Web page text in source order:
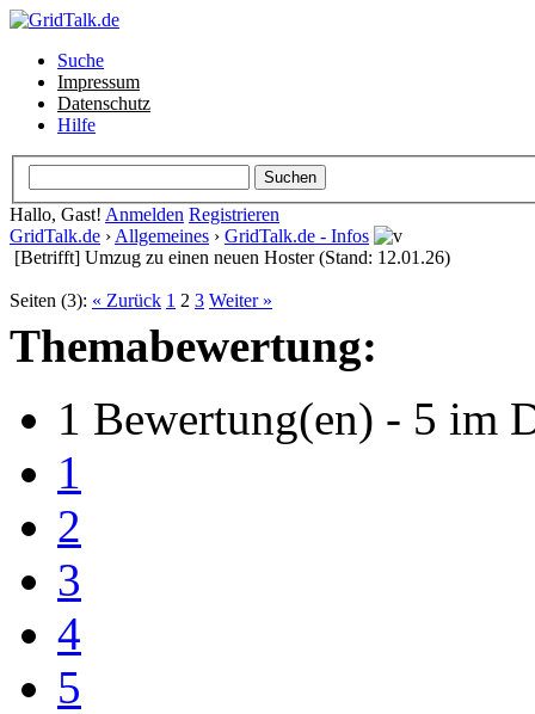
Suche
Impressum
Datenschutz
Hilfe
Hallo, Gast! Anmelden Registrieren
GridTalk.de › Allgemeines › GridTalk.de - Infos
[Betrifft] Umzug zu einen neuen Hoster (Stand: 12.01.26)
Seiten (3): « Zurück 1 2 3 Weiter »
Themabewertung:
1 Bewertung(en) - 5 im
1
2
3
4
5